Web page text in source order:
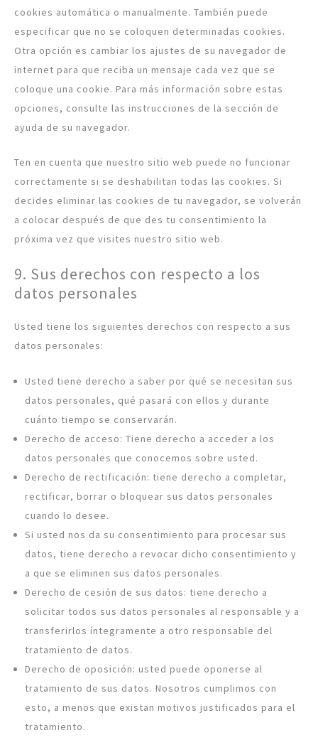
cookies automática o manualmente. También puede
especificar que no se coloquen determinadas cookies.
Otra opción es cambiar los ajustes de su navegador de
internet para que reciba un mensaje cada vez que se
coloque una cookie. Para más información sobre estas
opciones, consulte las instrucciones de la sección de
ayuda de su navegador.
Ten en cuenta que nuestro sitio web puede no funcionar
correctamente si se deshabilitan todas las cookies. Si
decides eliminar las cookies de tu navegador, se volverán
a colocar después de que des tu consentimiento la
próxima vez que visites nuestro sitio web.
9. Sus derechos con respecto a los
datos personales
Usted tiene los siguientes derechos con respecto a sus
datos personales:
Usted tiene derecho a saber por qué se necesitan sus
datos personales, qué pasará con ellos y durante
cuánto tiempo se conservarán.
Derecho de acceso: Tiene derecho a acceder a los
datos personales que conocemos sobre usted.
Derecho de rectificación: tiene derecho a completar,
rectificar, borrar o bloquear sus datos personales
cuando lo desee.
Si usted nos da su consentimiento para procesar sus
datos, tiene derecho a revocar dicho consentimiento y
a que se eliminen sus datos personales.
Derecho de cesión de sus datos: tiene derecho a
solicitar todos sus datos personales al responsable y a
transferirlos íntegramente a otro responsable del
tratamiento de datos.
Derecho de oposición: usted puede oponerse al
tratamiento de sus datos. Nosotros cumplimos con
esto, a menos que existan motivos justificados para el
tratamiento.